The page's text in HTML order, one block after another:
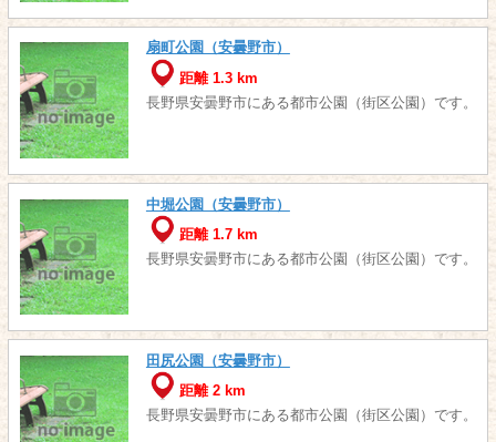
扇町公園（安曇野市）
距離 1.3 km
長野県安曇野市にある都市公園（街区公園）です。
中堀公園（安曇野市）
距離 1.7 km
長野県安曇野市にある都市公園（街区公園）です。
田尻公園（安曇野市）
距離 2 km
長野県安曇野市にある都市公園（街区公園）です。